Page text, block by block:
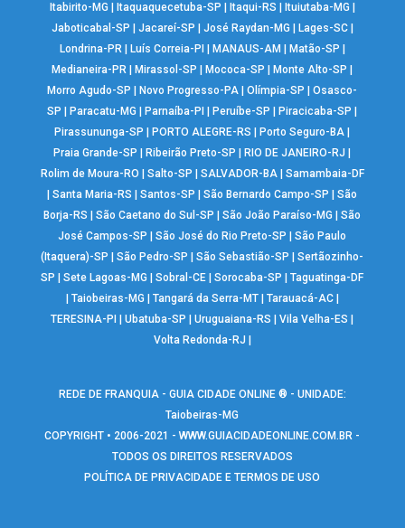
Itabirito-MG
Itaquaquecetuba-SP Itaqui-RS Ituiutaba-MG
Jaboticabal-SP
Jacareí-SP José Raydan-MG Lages-SC|
Londrina-PR| Luís Correia-PI MANAUS-AM Matão-SP
Medianeira-PR
Mirassol-SP Mococa-SP Monte Alto-SP
Morro Agudo-SP
Novo Progresso-PA |Olímpia-SP |Osasco-
SP
Paracatu-MG Parnaíba-PI Peruíbe-SP Piracicaba-SP
Pirassununga-SP
PORTO ALEGRE-RS Porto Seguro-BA
Praia Grande-SP
Ribeirão Preto-SP RIO DE JANEIRO-RJ
Rolim de Moura-RO
Salto-SP SALVADOR-BA| Samambaia-DF
|Santa Maria-RS |Santos-SP |São Bernardo Campo-SP |São
Borja-RS
|São Caetano do Sul-SP |São João Paraíso-MG |São
José Campos-SP
|São José do Rio Preto-SP |São Paulo
(Itaquera)-SP
|São Pedro-SP |São Sebastião-SP |Sertãozinho-
SP
|Sete Lagoas-MG |Sobral-CE |Sorocaba-SP |Taguatinga-DF
Taiobeiras-MG Tangará da Serra-MT| Tarauacá-AC|
TERESINA-PI
|Ubatuba-SP |Uruguaiana-RS |Vila Velha-ES
Volta Redonda-RJ
REDE DE FRANQUIA - GUIA CIDADE ONLINE ® - UNIDADE:
Taiobeiras-MG
COPYRIGHT • 2006-2021 -WWW.GUIACIDADEONLINE.COM.BR -
TODOS OS DIREITOS RESERVADOS
POLÍTICA DE PRIVACIDADE E TERMOS DE USO